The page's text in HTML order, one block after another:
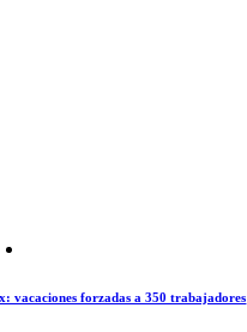
vacaciones forzadas a 350 trabajadores